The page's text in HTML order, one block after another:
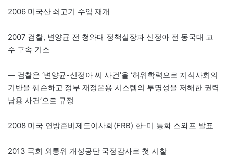
2006 미국산 쇠고기 수입 재개
2007 검찰, 변양균 전 청와대 정책실장과 신정아 전 동국대 교
수 구속 기소
— 검찰은 ‘변양균-신정아 씨 사건’을 ‘허위학력으로 지식사회의
기반을 훼손하고 정부 재정운용 시스템의 투명성을 저해한 권력
남용 사건’으로 규정
2008 미국 연방준비제도이사회(FRB) 한-미 통화 스와프 발표
2013 국회 외통위 개성공단 국정감사로 첫 시찰